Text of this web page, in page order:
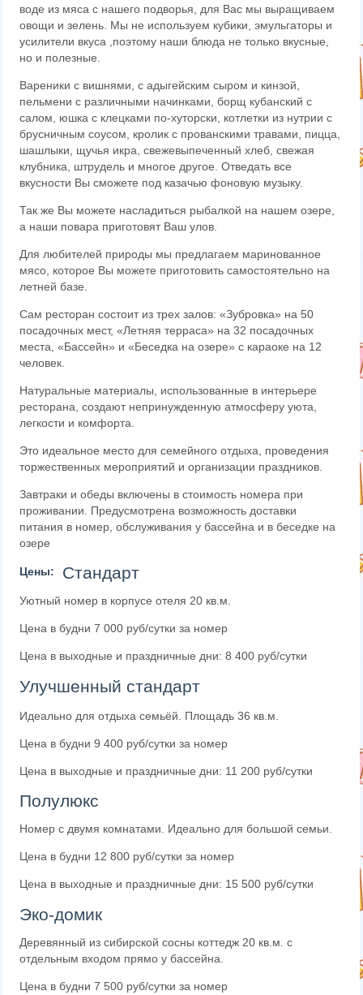
воде из мяса с нашего подворья, для Вас мы выращиваем
овощи и зелень. Мы не используем кубики, эмульгаторы и
усилители вкуса ,поэтому наши блюда не только вкусные,
но и полезные.
Вареники с вишнями, с адыгейским сыром и кинзой,
пельмени с различными начинками, борщ кубанский с
салом, юшка с клецками по-хуторски, котлетки из нутрии с
брусничным соусом, кролик с прованскими травами, пицца,
шашлыки, щучья икра, свежевыпеченный хлеб, свежая
клубника, штрудель и многое другое. Отведать все
вкусности Вы сможете под казачью фоновую музыку.
Так же Вы можете насладиться рыбалкой на нашем озере,
а наши повара приготовят Ваш улов.
Для любителей природы мы предлагаем маринованное
мясо, которое Вы можете приготовить самостоятельно на
летней базе.
Сам ресторан состоит из трех залов: «Зубровка» на 50
посадочных мест, «Летняя терраса» на 32 посадочных
места, «Бассейн» и «Беседка на озере» с караоке на 12
человек.
Натуральные материалы, использованные в интерьере
ресторана, создают непринужденную атмосферу уюта,
легкости и комфорта.
Это идеальное место для семейного отдыха, проведения
торжественных мероприятий и организации праздников.
Завтраки и обеды включены в стоимость номера при
проживании. Предусмотрена возможность доставки
питания в номер, обслуживания у бассейна и в беседке на
озере
Цены: Стандарт
Уютный номер в корпусе отеля 20 кв.м.
Цена в будни 7 000 руб/сутки за номер
Цена в выходные и праздничные дни: 8 400 руб/сутки
Улучшенный стандарт
Идеально для отдыха семьёй. Площадь 36 кв.м.
Цена в будни 9 400 руб/сутки за номер
Цена в выходные и праздничные дни: 11 200 руб/сутки
Полулюкс
Номер с двумя комнатами. Идеально для большой семьи.
Цена в будни 12 800 руб/сутки за номер
Цена в выходные и праздничные дни: 15 500 руб/сутки
Эко-домик
Деревянный из сибирской сосны коттедж 20 кв.м. с
отдельным входом прямо у бассейна.
Цена в будни 7 500 руб/сутки за номер